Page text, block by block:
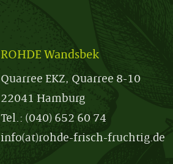
ROHDE Wandsbek
Quarree EKZ, Quarree 8-10
22041 Hamburg
Tel.: (040) 652 60 74
info(at)rohde-frisch-fruchtig.de